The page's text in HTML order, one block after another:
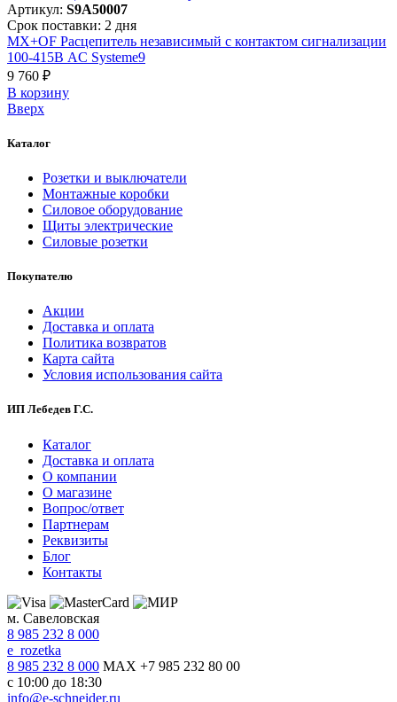
Артикул: S9A50007
Срок поставки: 2 дня
MX+OF Расцепитель независимый с контактом сигнализации
100-415В AC Systeme9
9 760 ₽
В корзинy
Вверх
Каталог
Розетки и выключатели
Монтажные коробки
Силовое оборудование
Щиты электрические
Силовые розетки
Покупателю
Акции
Доставка и оплата
Политика возвратов
Карта сайта
Условия использования сайта
ИП Лебедев Г.С.
Каталог
Доставка и оплата
О компании
О магазине
Вопрос/ответ
Партнерам
Реквизиты
Блог
Контакты
м. Савеловская
8 985 232 8 000
e_rozetka
8 985 232 8 000 MAX +7 985 232 80 00
с 10:00 до 18:30
info@e-schneider.ru